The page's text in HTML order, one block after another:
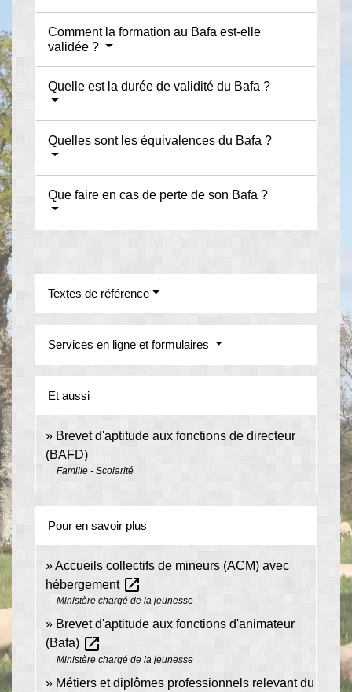
Comment la formation au Bafa est-elle
validée ?
Quelle est la durée de validité du Bafa ?
Quelles sont les équivalences du Bafa ?
Que faire en cas de perte de son Bafa ?
Textes de référence
Services en ligne et formulaires
Et aussi
Brevet d'aptitude aux fonctions de directeur
(BAFD)
Famille - Scolarité
Pour en savoir plus
Accueils collectifs de mineurs (ACM) avec
hébergement open_in_new
Ministère chargé de la jeunesse
Brevet d'aptitude aux fonctions d'animateur
(Bafa) open_in_new
Ministère chargé de la jeunesse
Métiers et diplômes professionnels relevant du